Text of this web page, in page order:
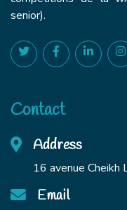
senior).
Contact
Address
16 avenue Cheikh
Email